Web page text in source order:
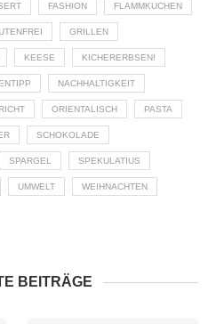
FASHION FLAMMKUCHEN
GRILLEN
KEESE KICHERERBSEN!
NACHHALTIGKEIT
ORIENTALISCH PASTA
SCHOKOLADE
SPARGEL SPEKULATIUS
UMWELT WEIHNACHTEN
BEITRÄGE